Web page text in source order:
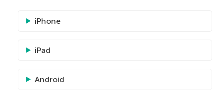
iPhone
iPad
Android